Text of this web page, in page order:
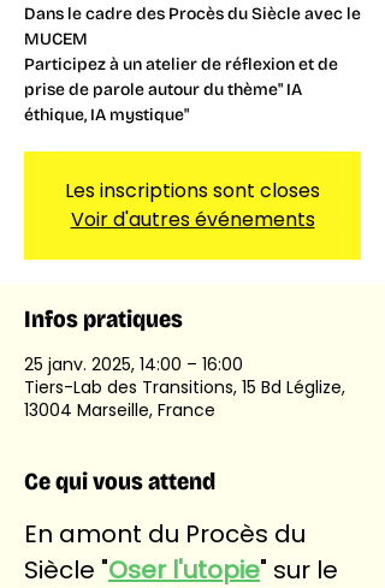
Dans le cadre des Procès du Siècle avec le
MUCEM
Participez à un atelier de réflexion et de
prise de parole autour du thème" IA
éthique, IA mystique"
Les inscriptions sont closes
Voir d'autres événements
Infos pratiques
25 janv. 2025, 14:00 – 16:00
Tiers-Lab des Transitions, 15 Bd Léglize,
13004 Marseille, France
Ce qui vous attend
En amont du Procès du
Siècle "Oser l'utopie" sur le